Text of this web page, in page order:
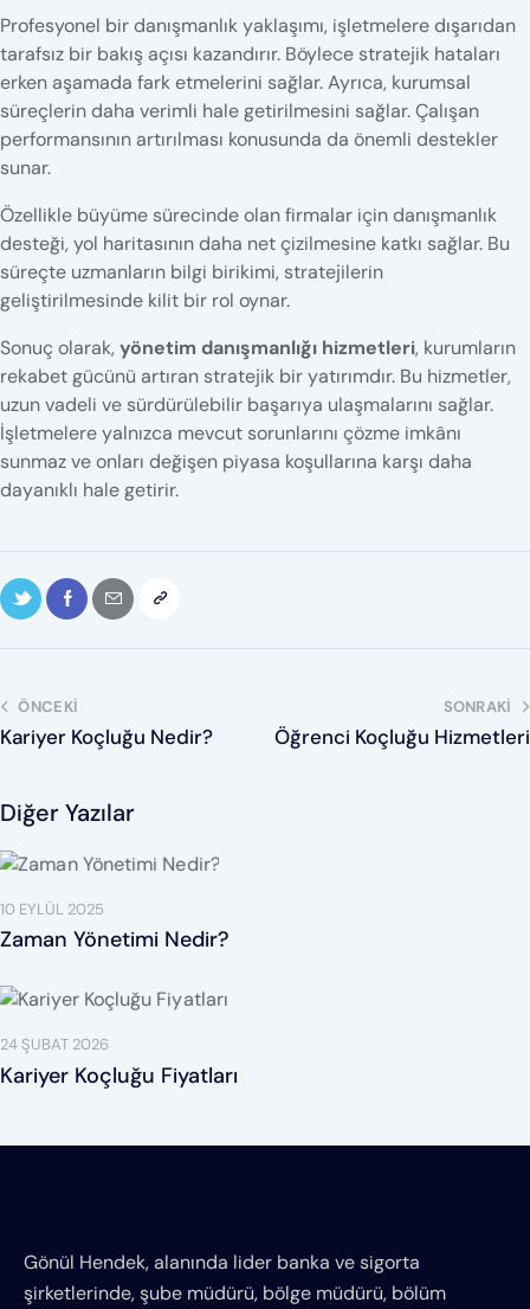
Profesyonel bir danışmanlık yaklaşımı, işletmelere dışarıdan
tarafsız bir bakış açısı kazandırır. Böylece stratejik hataları
erken aşamada fark etmelerini sağlar. Ayrıca, kurumsal
süreçlerin daha verimli hale getirilmesini sağlar. Çalışan
performansının artırılması konusunda da önemli destekler
sunar.
Özellikle büyüme sürecinde olan firmalar için danışmanlık
desteği, yol haritasının daha net çizilmesine katkı sağlar. Bu
süreçte uzmanların bilgi birikimi, stratejilerin
geliştirilmesinde kilit bir rol oynar.
Sonuç olarak,yönetim danışmanlığı hizmetleri, kurumların
rekabet gücünü artıran stratejik bir yatırımdır. Bu hizmetler,
uzun vadeli ve sürdürülebilir başarıya ulaşmalarını sağlar.
İşletmelere yalnızca mevcut sorunlarını çözme imkânı
sunmaz ve onları değişen piyasa koşullarına karşı daha
dayanıklı hale getirir.
ÖNCEKI
Kariyer Koçluğu Nedir?
SONRAKI
Öğrenci Koçluğu Hizmetleri
Diğer Yazılar
10 EYLÜL 2025
Zaman Yönetimi Nedir?
24 ŞUBAT 2026
Kariyer Koçluğu Fiyatları
Gönül Hendek, alanında lider banka ve sigorta
şirketlerinde, şube müdürü, bölge müdürü, bölüm